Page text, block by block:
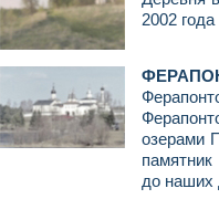
2002
озерами
до наших